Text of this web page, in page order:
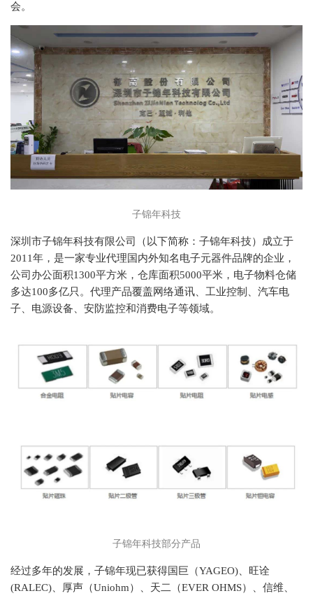
会。
子锦年科技
深圳市子锦年科技有限公司（以下简称：子锦年科技）成立于
2011年，是一家专业代理国内外知名电子元器件品牌的企业，
公司办公面积1300平方米，仓库面积5000平米，电子物料仓储
多达100多亿只。代理产品覆盖网络通讯、工业控制、汽车电
子、电源设备、安防监控和消费电子等领域。
子锦年科技部分产品
经过多年的发展，子锦年现已获得国巨（YAGEO)、旺诠
(RALEC)、厚声（Uniohm）、天二（EVER OHMS）、信维、